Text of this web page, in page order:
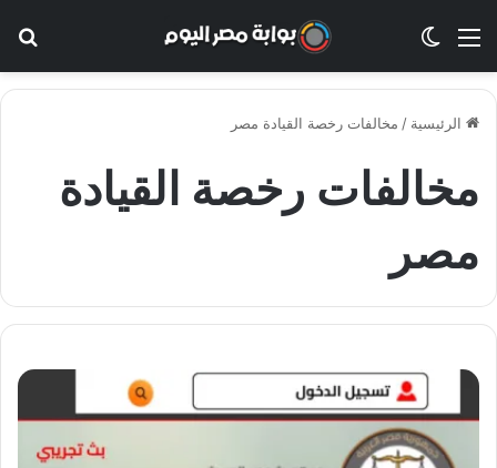
القائمة الوضع المظلم
الرئيسية / مخالفات رخصة القيادة مصر
مخالفات رخصة القيادة
مصر